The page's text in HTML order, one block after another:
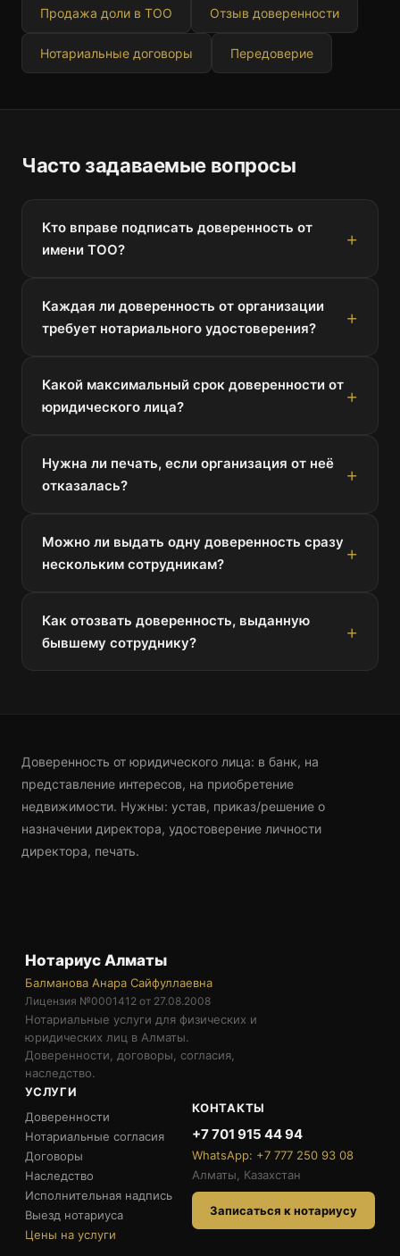
Продажа доли в ТОО Отзыв доверенности
Нотариальные договоры Передоверие
Часто задаваемые вопросы
Кто вправе подписать доверенность от
имени ТОО?
Каждая ли доверенность от организации
требует нотариального удостоверения?
Какой максимальный срок доверенности от
юридического лица?
Нужна ли печать, если организация от неё
отказалась?
Можно ли выдать одну доверенность сразу
нескольким сотрудникам?
Как отозвать доверенность, выданную
бывшему сотруднику?
Доверенность от юридического лица: в банк, на
представление интересов, на приобретение
недвижимости. Нужны: устав, приказ/решение о
назначении директора, удостоверение личности
директора, печать.
Нотариус Алматы
Балманова Анара Сайфуллаевна
Лицензия №0001412 от 27.08.2008
Нотариальные услуги для физических и
юридических лиц в Алматы.
Доверенности, договоры, согласия,
наследство.
УСЛУГИ
Доверенности
Нотариальные согласия
Договоры
Наследство
Исполнительная надпись
Выезд нотариуса
Цены на услуги
КОНТАКТЫ
+7 701 915 44 94
WhatsApp: +7 777 250 93 08
Алматы, Казахстан
Записаться к нотариусу